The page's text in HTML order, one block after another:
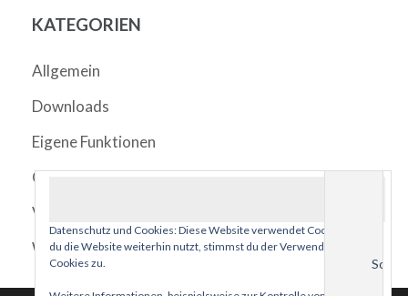
KATEGORIEN
Allgemein
Downloads
Eigene Funktionen
Quicktipps
Videos
Webviewer
Datenschutz und Cookies: Diese Website verwendet Cookies. Wenn
du die Website weiterhin nutzt, stimmst du der Verwendung von
Cookies zu.